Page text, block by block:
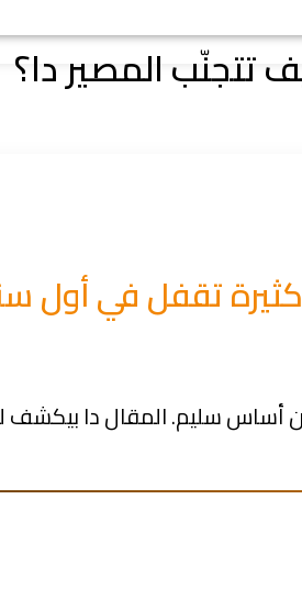
تتجنّب المصير دا؟
تقفل في أول
أهم 10 أسباب للفشل، وكيف تتجنبها بخطوات